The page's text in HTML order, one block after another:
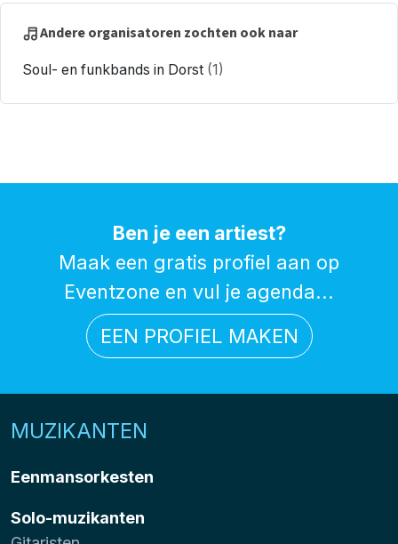
Andere organisatoren zochten ook naar
Soul- en funkbands in Dorst (1)
Ben je een artiest?
Maak een gratis profiel aan op
Eventzone en vul je agenda...
EEN PROFIEL MAKEN
MUZIKANTEN
Eenmansorkesten
Solo-muzikanten